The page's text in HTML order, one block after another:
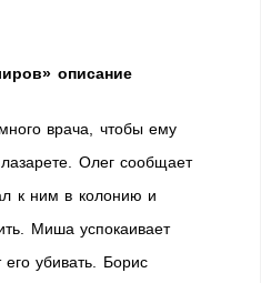
описание
врача, чтобы ему
Олег сообщает
к ним в колонию и
Миша успокаивает
убивать. Борис